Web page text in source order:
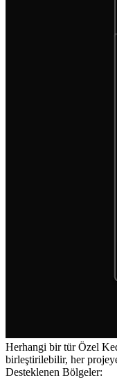
Herhangi bir tür Özel
birleştirilebilir, her
Desteklenen Bölgeler: